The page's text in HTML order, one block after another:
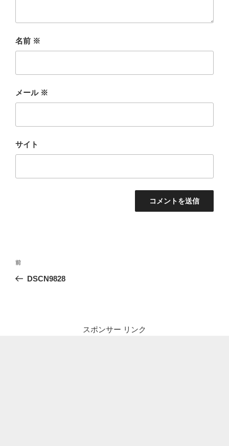
名前 ※
メール ※
サイト
投
ナ
前
の
前
DSCN9828
スポンサー リンク